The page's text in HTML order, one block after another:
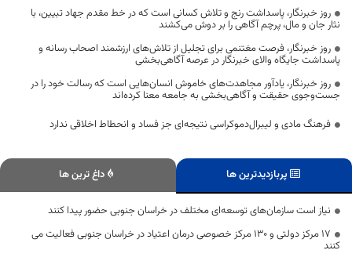
روز خبرنگار، پاسداشت رنج و تلاش کسانی است که در خط مقدم جهاد تبیین، با
نثار جان و مال، پرچم آگاهی را بر دوش می‌کشند
روز خبرنگار، فرصت مغتنمی برای تجلیل از تلاش‌های ارزشمند اصحاب رسانه و
پاسداشت جایگاه والای خبرنگار در عرصه آگاهی‌بخشی
روز خبرنگار، یادآور مجاهدت‌های خاموش انسان‌هایی است که رسالت خود را در
جست‌وجوی حقیقت و آگاهی‌بخشی به جامعه معنا کرده‌اند
فرهنگ مادی و لیبرال‌دموکراسی نتیجه‌ای جز فساد و انحطاط اخلاقی ندارد
پربازدیدترین ها داغ ترین ها
نیاز است سازمان‌های توسعه‌ای مختلف در خراسان جنوبی حضور پیدا کنند
۱۷ مرکز دولتی و ۱۳۰ مرکز خصوصی درمان اعتیاد در خراسان جنوبی فعالیت می
کنند